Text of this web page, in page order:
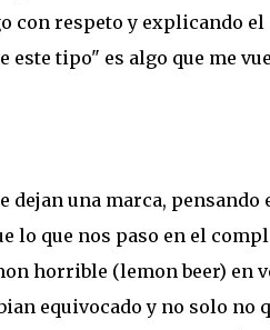
con respeto y explicando
este tipo" es algo que me
dejan una marca, pensando
lo que nos paso en el
horrible (lemon beer) en
equivocado y no solo no